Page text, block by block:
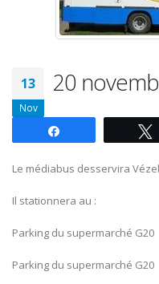
13
Nov
20
Le médiabus desservira
Il stationnera au :
Parking du supermarché
Parking du supermarché